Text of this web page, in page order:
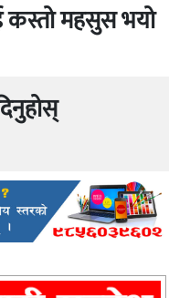
कस्तो महसुस भयो